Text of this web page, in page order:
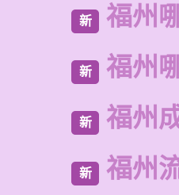
新 福州
新 福州
新 福州
新 福州